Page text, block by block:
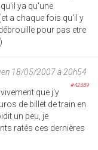
ya qu'une
a chaque fois qu'il y
pour pas etre
18/05/2007 à 20h54
#42389
que j'y
de billet de train en
un peu, je
ratés ces dernières